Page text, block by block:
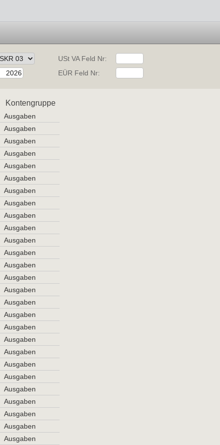
USt VA Feld Nr:
EÜR Feld Nr:
Kontengruppe
Ausgaben
Ausgaben
Ausgaben
Ausgaben
Ausgaben
Ausgaben
Ausgaben
Ausgaben
Ausgaben
Ausgaben
Ausgaben
Ausgaben
Ausgaben
Ausgaben
Ausgaben
Ausgaben
Ausgaben
Ausgaben
Ausgaben
Ausgaben
Ausgaben
Ausgaben
Ausgaben
Ausgaben
Ausgaben
Ausgaben
Ausgaben